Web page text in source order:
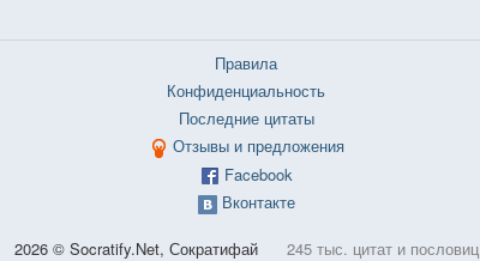
Правила
Конфиденциальность
Последние цитаты
Отзывы и предложения
Facebook
Вконтакте
2026 © Socratify.Net, Сократифай 245 тыс. цитат и пословиц